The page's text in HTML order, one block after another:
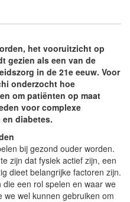
het vooruitzicht op
gezien als een van de
in de 21e eeuw. Voor
onderzocht hoe
om patiënten op maat
voor complexe
diabetes.
bij gezond ouder worden.
zijn dat fysiek actief zijn, een
dieet belangrijke factoren zijn.
een rol spelen en waar we
wel kunnen gebruiken om